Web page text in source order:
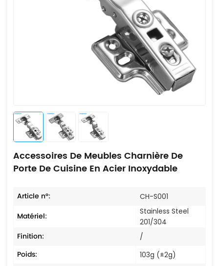
Accessoires De Meubles Charnière De
Porte De Cuisine En Acier Inoxydable
Article n°: CH-S001
Matériel:
Stainless Steel
201/304
Finition: /
Poids: 103g (±2g)